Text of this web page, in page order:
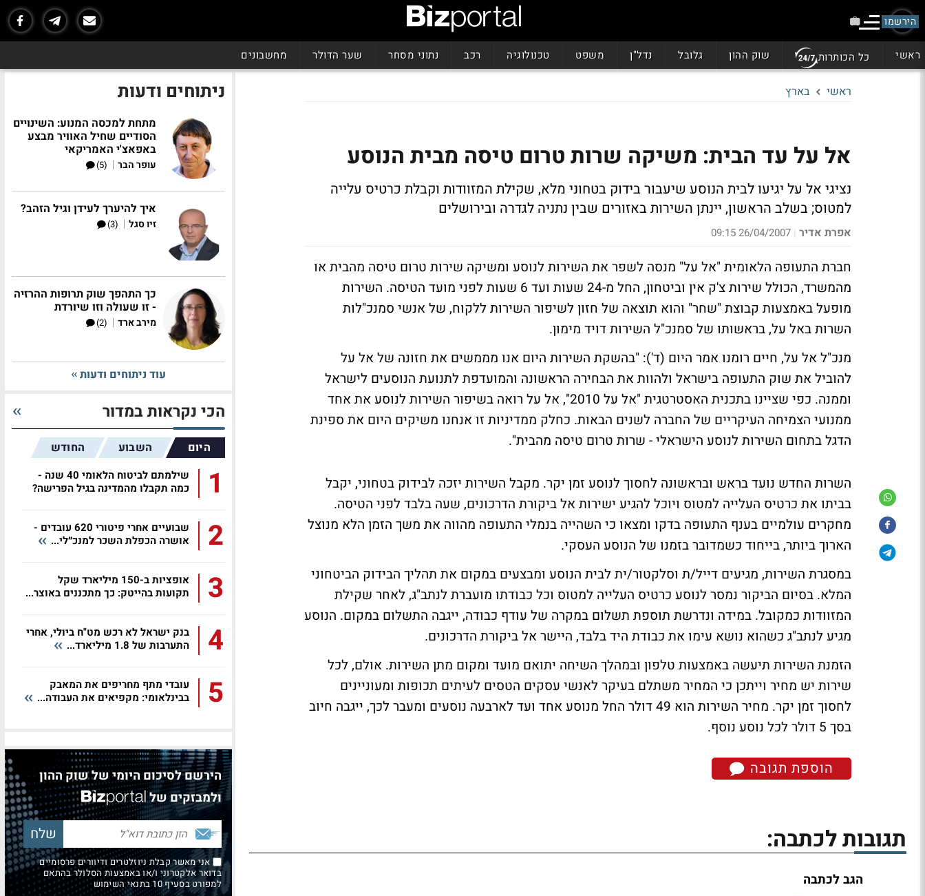
הירשמו
ראשי כל הכותרות שוק ההון גלובל נדל"ן משפט טכנולוגיה רכב נתוני מסחר שער הדולר מחשבונים
ראשי בארץ
אל על עד הבית: משיקה שרות טרום טיסה מבית הנוסע
נציגי אל על יגיעו לבית הנוסע שיעבור בידוק בטחוני מלא, שקילת המזוודות וקבלת כרטיס עלייה
למטוס; בשלב הראשון, יינתן השירות באזורים שבין נתניה לגדרה ובירושלים
אפרת אדיר |
26/04/2007 09:15
חברת התעופה הלאומית "אל על" מנסה לשפר את השירות לנוסע ומשיקה שירות טרום טיסה מהבית או
מהמשרד, הכולל שירות צ'ק אין וביטחון, החל מ-24 שעות ועד 6 שעות לפני מועד הטיסה. השירות
מופעל באמצעות קבוצת "שחר" והוא תוצאה של חזון לשיפור השירות ללקוח, של אנשי סמנכ"לות
השרות באל על, בראשותו של סמנכ"ל השירות דויד מימון.
מנכ"ל אל על, חיים רומנו אמר היום (ד'): "בהשקת השירות היום אנו מממשים את חזונה של אל על
להוביל את שוק התעופה בישראל ולהוות את הבחירה הראשונה והמועדפת לתנועת הנוסעים לישראל
וממנה. כפי שציינו בתכנית האסטרטגית "אל על 2010", אל על רואה בשיפור השירות לנוסע את אחד
ממנועי הצמיחה העיקריים של החברה לשנים הבאות. כחלק ממדיניות זו אנחנו משיקים היום את ספינת
הדגל בתחום השירות לנוסע הישראלי - שרות טרום טיסה מהבית".
השרות החדש נועד בראש ובראשונה לחסוך לנוסע זמן יקר. מקבל השירות יזכה לבידוק בטחוני, יקבל
בביתו את כרטיס העלייה למטוס ויוכל להגיע ישירות אל ביקורת הדרכונים, שעה בלבד לפני הטיסה.
מחקרים עולמיים בענף התעופה בדקו ומצאו כי השהייה בנמלי התעופה מהווה את משך הזמן הלא מנוצל
הארוך ביותר, בייחוד כשמדובר בזמנו של הנוסע העסקי.
במסגרת השירות, מגיעים דייל/ת וסלקטור/ית לבית הנוסע ומבצעים במקום את תהליך הבידוק הביטחוני
המלא. בסיום הביקור נמסר לנוסע כרטיס העלייה למטוס וכל כבודתו מועברת לנתב"ג, לאחר שקילת
המזוודות כמקובל. במידה ונדרשת תוספת תשלום במקרה של עודף כבודה, ייגבה התשלום במקום. הנוסע
מגיע לנתב"ג כשהוא נושא עימו את כבודת היד בלבד, היישר אל ביקורת הדרכונים.
הזמנת השירות תיעשה באמצעות טלפון ובמהלך השיחה יתואם מועד ומקום מתן השירות. אולם, לכל
שירות יש מחיר וייתכן כי המחיר משתלם בעיקר לאנשי עסקים הטסים לעיתים תכופות ומעוניינים
לחסוך זמן יקר. מחיר השירות הוא 49 דולר החל מנוסע אחד ועד לארבעה נוסעים ומעבר לכך, ייגבה חיוב
בסך 5 דולר לכל נוסע נוסף.
הוספת תגובה
תגובות לכתבה:
הגב לכתבה
ניתוחים ודעות
מתחת למכסה המנוע: השינויים
הסודיים שחיל האוויר מבצע
באפאצ'י האמריקאי
עופר הבר |
(5)
איך להיערך לעידן וגיל הזהב?
זיו סגל |
(3)
כך התהפך שוק תרופות ההרזיה
- זו שעולה וזו שיורדת
מירב ארד |
(2)
עוד ניתוחים ודעות
הכי נקראות במדור
היום השבוע החודש
1
שילמתם לביטוח הלאומי 40 שנה -
כמה תקבלו מהמדינה בגיל הפרישה?
2
שבועיים אחרי פיטורי 620 עובדים -
אושרה הכפלת השכר למנכ״לי...
3
אופציות ב-150 מיליארד שקל
תקועות בהייטק: כך מתכננים באוצר...
4
בנק ישראל לא רכש מט"ח ביולי, אחרי
התערבות של 1.8 מיליארד...
5
עובדי מתף מחריפים את המאבק
בבינלאומי: מקפיאים את העבודה...
הירשם לסיכום היומי של שוק ההון
ולמבזקים של
אני מאשר קבלת ניוזלטרים ודיוורים פרסומיים
בדואר אלקטרוני ו/או באמצעות הסלולר בהתאם
למפורט בסעיף 10 בתנאי השימוש